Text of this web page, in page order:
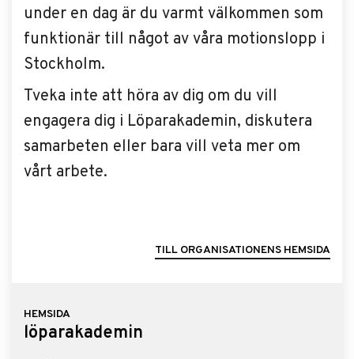
HEMSIDA
löparakademin
under en dag är du varmt välkommen som
funktionär till något av våra motionslopp i
Stockholm.
Tveka inte att höra av dig om du vill
engagera dig i Löparakademin, diskutera
samarbeten eller bara vill veta mer om
vårt arbete.
TILL ORGANISATIONENS HEMSIDA